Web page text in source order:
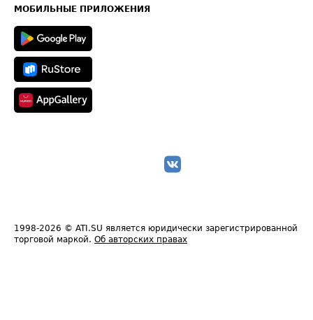
Техническая информация
МОБИЛЬНЫЕ ПРИЛОЖЕНИЯ
1998-2026 © ATI.SU является юридически зарегистрированной
торговой маркой. Об авторских правах